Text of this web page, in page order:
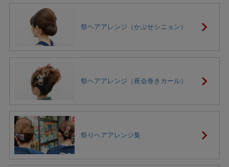
祭ヘアアレンジ（かぶせシニョン）
祭ヘアアレンジ（夜会巻きカール）
祭りヘアアレンジ集